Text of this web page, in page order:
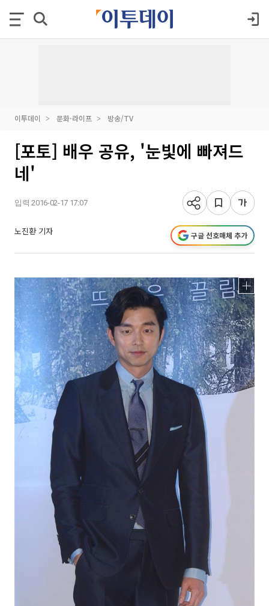
이투데이 문화·라이프 방송/TV
[포토] 배우 공유, '눈빛에 빠져드
네'
입력 2016-02-17 17:07
노진환 기자 구글 선호매체 추가